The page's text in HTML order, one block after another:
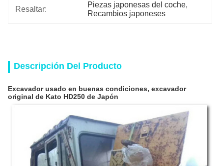
Resaltar:
Piezas japonesas del coche,
Recambios japoneses
Descripción Del Producto
Excavador usado en buenas condiciones, excavador
original de Kato HD250 de Japón